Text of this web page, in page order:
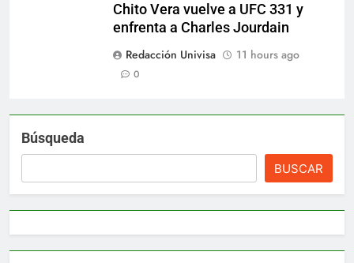
Chito Vera vuelve a UFC 331 y
enfrenta a Charles Jourdain
Redacción Univisa
11 hours ago
0
Búsqueda
BUSCAR